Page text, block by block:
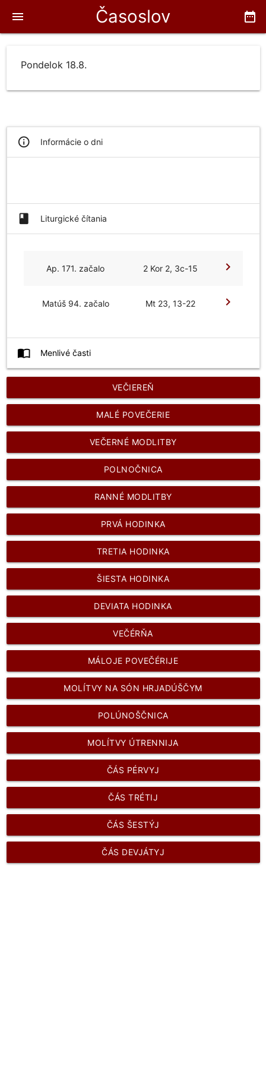
Časoslov date_range
menu
Pondelok 18.8.
info_outline Informácie o dni
book Liturgické čítania
Ap. 171. začalo 2 Kor 2, 3c-15 chevron_right
Matúš 94. začalo Mt 23, 13-22 chevron_right
import_contacts Menlivé časti
VEČIEREŇ
MALÉ POVEČERIE
VEČERNÉ MODLITBY
POLNOČNICA
RANNÉ MODLITBY
PRVÁ HODINKA
TRETIA HODINKA
ŠIESTA HODINKA
DEVIATA HODINKA
VEČÉRŇA
MÁLOJE POVEČÉRIJE
MOLÍTVY NA SÓN HRJADÚŠČYM
POLÚNOŠČNICA
MOLÍTVY ÚTRENNIJA
ČÁS PÉRVYJ
ČÁS TRÉTIJ
ČÁS ŠESTÝJ
ČÁS DEVJÁTYJ